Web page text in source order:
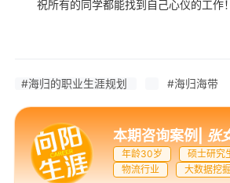
祝所有的同学都能找到自己心仪的工作！
#海归的职业生涯规划 #海归海带
本期咨询案例|张
年龄30岁 硕士研究
物流行业
大数据挖